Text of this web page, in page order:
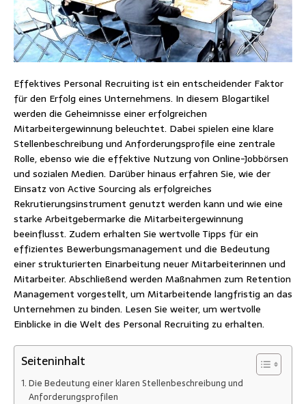
Effektives Personal Recruiting ist ein entscheidender Faktor
für den Erfolg eines Unternehmens. In diesem Blogartikel
werden die Geheimnisse einer erfolgreichen
Mitarbeitergewinnung beleuchtet. Dabei spielen eine klare
Stellenbeschreibung und Anforderungsprofile eine zentrale
Rolle, ebenso wie die effektive Nutzung von Online-Jobbörsen
und sozialen Medien. Darüber hinaus erfahren Sie, wie der
Einsatz von Active Sourcing als erfolgreiches
Rekrutierungsinstrument genutzt werden kann und wie eine
starke Arbeitgebermarke die Mitarbeitergewinnung
beeinflusst. Zudem erhalten Sie wertvolle Tipps für ein
effizientes Bewerbungsmanagement und die Bedeutung
einer strukturierten Einarbeitung neuer Mitarbeiterinnen und
Mitarbeiter. Abschließend werden Maßnahmen zum Retention
Management vorgestellt, um Mitarbeitende langfristig an das
Unternehmen zu binden. Lesen Sie weiter, um wertvolle
Einblicke in die Welt des Personal Recruiting zu erhalten.
Seiteninhalt
Die Bedeutung einer klaren Stellenbeschreibung und
Anforderungsprofilen